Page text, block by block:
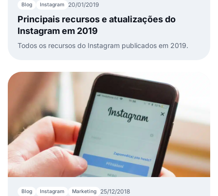
Blog Instagram 20/01/2019
Principais recursos e atualizações do
Instagram em 2019
Todos os recursos do Instagram publicados em 2019.
Blog Instagram Marketing 25/12/2018